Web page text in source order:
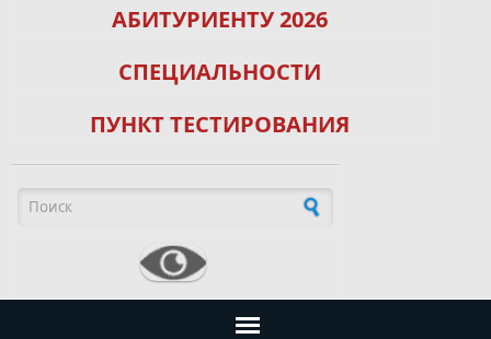
АБИТУРИЕНТУ 2026
СПЕЦИАЛЬНОСТИ
ПУНКТ ТЕСТИРОВАНИЯ